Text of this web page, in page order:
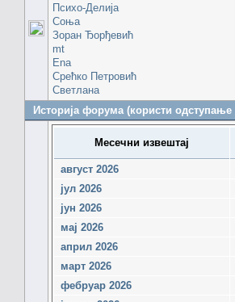
Психо-Делија
Соња
Зоран Ђорђевић
mt
Ena
Срећко Петровић
Светлана
Историја форума (користи
Месечни извештај
август 2026
јул 2026
јун 2026
мај 2026
април 2026
март 2026
фебруар 2026